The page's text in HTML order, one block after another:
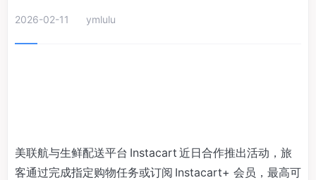
2026-02-11 ymlulu
美联航与生鲜配送平台 Instacart 近日合作推出活动，旅
客通过完成指定购物任务或订阅 Instacart+ 会员，最高可